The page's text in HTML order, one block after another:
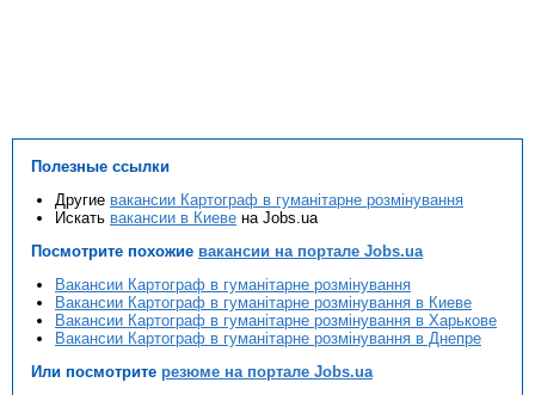
Полезные ссылки
Другие вакансии Картограф в гуманітарне розмінування
Искать вакансии в Киеве на Jobs.ua
Посмотрите похожие вакансии на портале Jobs.ua
Вакансии Картограф в гуманітарне розмінування
Вакансии Картограф в гуманітарне розмінування в Киеве
Вакансии Картограф в гуманітарне розмінування в Харькове
Вакансии Картограф в гуманітарне розмінування в Днепре
Или посмотрите резюме на портале Jobs.ua